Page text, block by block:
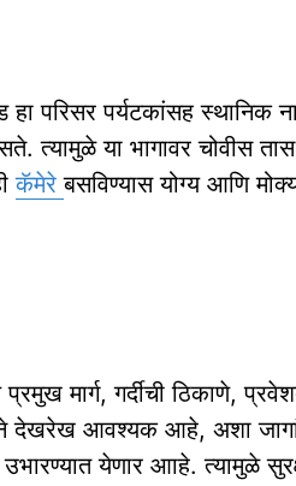
हा परिसर पर्यटकांसह स्थानिक
त्यामुळे या भागावर चोवीस
कॅमेरेबसविण्यास योग्य आणि
मार्ग, गर्दीची ठिकाणे,
देखरेख आवश्यक आहे, अशा
येणार आाहे. त्यामुळे